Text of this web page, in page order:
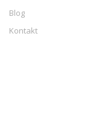
Blog
Kontakt